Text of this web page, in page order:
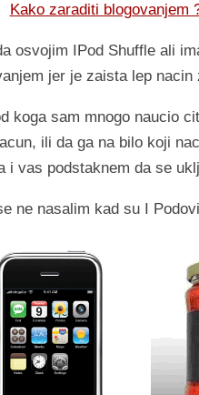
Kako zaraditi blogovanjem
osvojim IPod Shuffle ali
jer je zaista lep
koga sam mnogo naucio
ili da ga na bilo koji
i vas podstaknem da se
ne nasalim kad su I